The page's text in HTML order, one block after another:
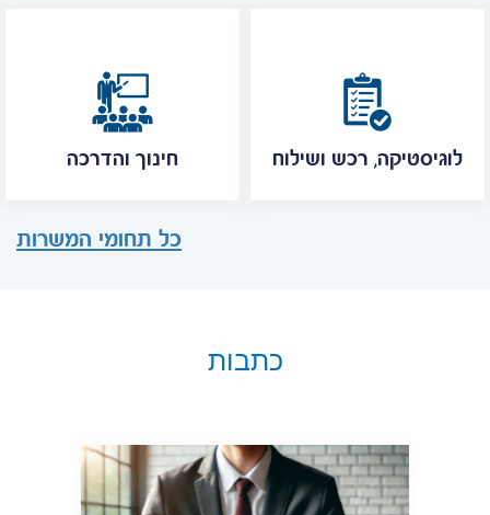
חינוך והדרכה לוגיסטיקה, רכש ושילוח
כל תחומי המשרות
כתבות